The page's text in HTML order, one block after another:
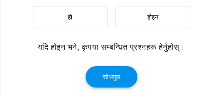
हो होइन
यदि होइन भने, कृपया सम्बन्धित प्रश्नहरू हेर्नुहोस्।
सोधपुछ